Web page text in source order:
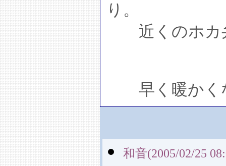
り。
近くのホカ
早く暖かく
和音(2005/02/25